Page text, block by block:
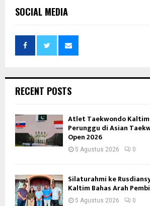
SOCIAL MEDIA
RECENT POSTS
Atlet Taekwondo Kaltim
Perunggu di Asian
Open 2026
5 Agustus 2026 0
Silaturahmi ke
Kaltim Bahas Arah
5 Agustus 2026 0